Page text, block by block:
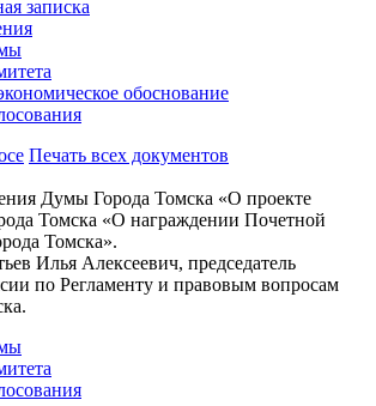
записка
обоснование
Печать всех документов
Думы Города Томска «О проекте
Томска «О награждении Почетной
Томска».
Илья Алексеевич, председатель
по Регламенту и правовым вопросам